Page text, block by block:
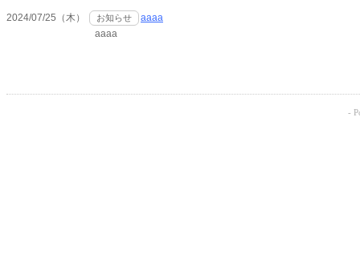
2024/07/25（木） お知らせ
aaaa
aaaa
-